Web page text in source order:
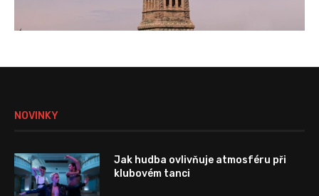
NOVINKY
Jak hudba ovlivňuje atmosféru při
klubovém tanci